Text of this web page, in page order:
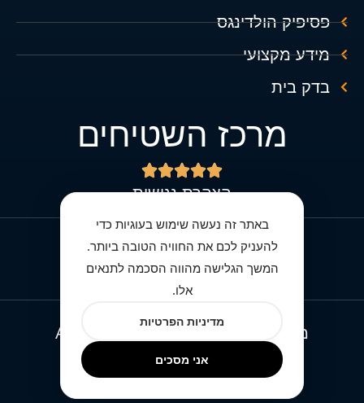
פסיפיק הולדינגס
מידע מקצועי
בדק בית
מרכז השטיחים





הצהרת נגישות
מדיניות הפרטיות מרכז השטיחים
מרכז השטיחים © All rights reserved
באתר זה נעשה שימוש בעוגיות כדי
להעניק לכם את החוויה הטובה ביותר.
המשך הגלישה מהווה הסכמה לתנאים
אלו.
מדיניות הפרטיות
אני מסכים